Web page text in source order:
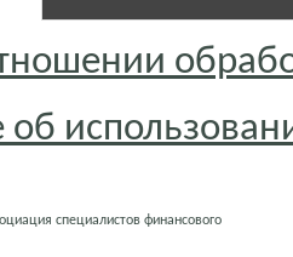
специалистов финансового